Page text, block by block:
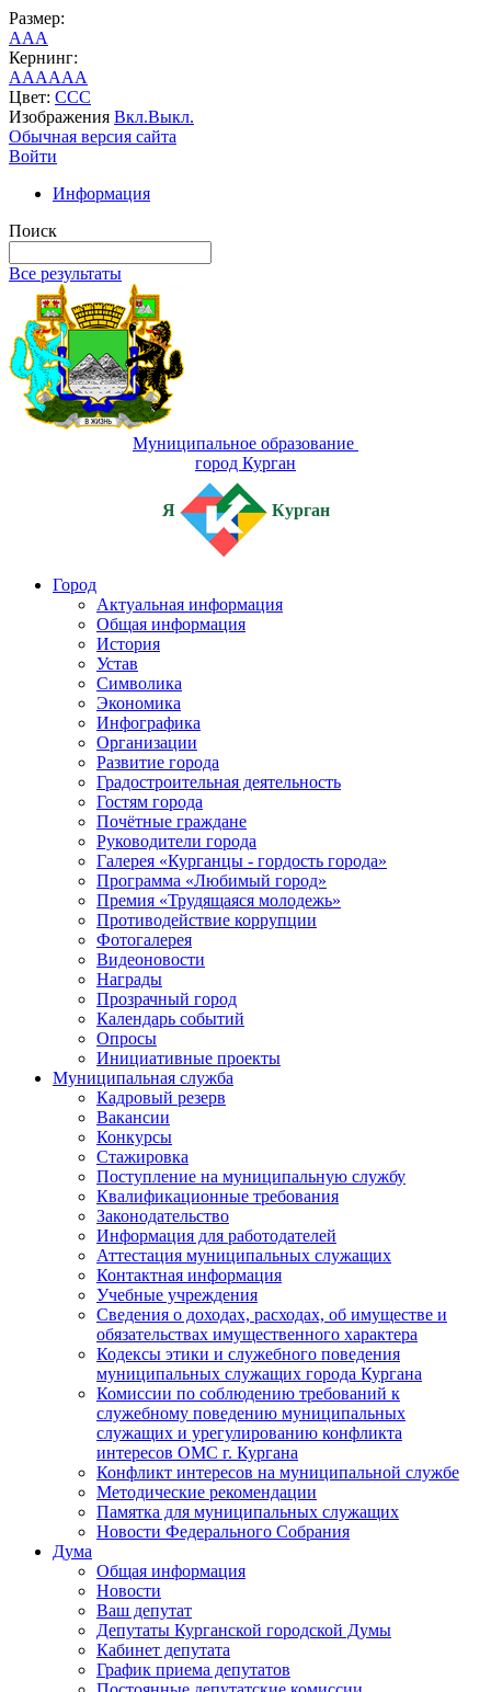
Размер:
AAA
Кернинг:
AAAAAA
Цвет: CCC
Изображения Вкл.Выкл.
Обычная версия сайта
Войти
Информация
Поиск
Все результаты
Муниципальное образование
город Курган
Я Курган
Город
Актуальная информация
Общая информация
История
Устав
Символика
Экономика
Инфографика
Организации
Развитие города
Градостроительная деятельность
Гостям города
Почётные граждане
Руководители города
Галерея «Курганцы - гордость города»
Программа «Любимый город»
Премия «Трудящаяся молодежь»
Противодействие коррупции
Фотогалерея
Видеоновости
Награды
Прозрачный город
Календарь событий
Опросы
Инициативные проекты
Муниципальная служба
Кадровый резерв
Вакансии
Конкурсы
Стажировка
Поступление на муниципальную службу
Квалификационные требования
Законодательство
Информация для работодателей
Аттестация муниципальных служащих
Контактная информация
Учебные учреждения
Сведения о доходах, расходах, об имуществе и
обязательствах имущественного характера
Кодексы этики и служебного поведения
муниципальных служащих города Кургана
Комиссии по соблюдению требований к
служебному поведению муниципальных
служащих и урегулированию конфликта
интересов ОМС г. Кургана
Конфликт интересов на муниципальной службе
Методические рекомендации
Памятка для муниципальных служащих
Новости Федерального Cобрания
Дума
Общая информация
Новости
Ваш депутат
Депутаты Курганской городской Думы
Кабинет депутата
График приема депутатов